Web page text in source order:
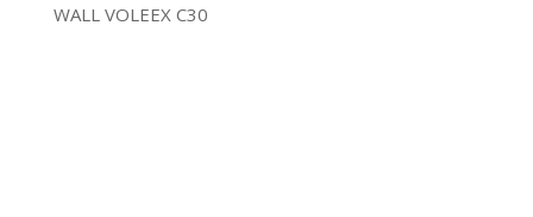
WALL VOLEEX C30